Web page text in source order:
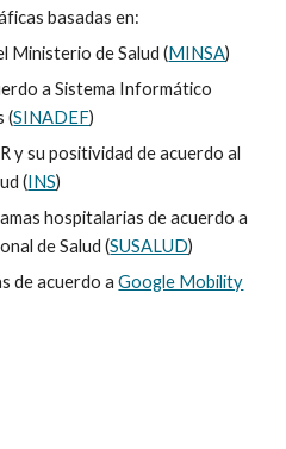
basadas en:
Ministerio de Salud (MINSA)
a Sistema Informático
(SINADEF)
y su positividad de acuerdo al
(INS)
hospitalarias de acuerdo a
de Salud (SUSALUD)
de acuerdo aGoogle Mobility